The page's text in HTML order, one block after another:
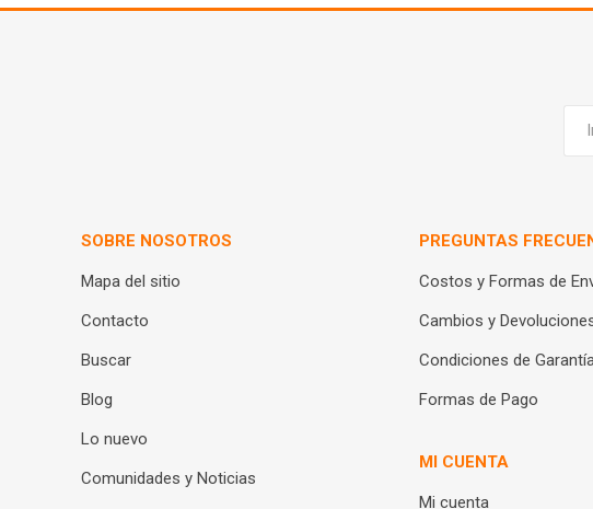
SOBRE NOSOTROS
Mapa del sitio
Contacto
Buscar
Blog
Lo nuevo
Comunidades y Noticias
PREGUNTAS
Costos y Formas de
Cambios y
Condiciones de
Formas de Pago
MI CUENTA
Mi cuenta